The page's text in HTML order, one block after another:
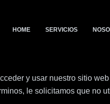
HOME SERVICIOS
y usar nuestro sitio web
le solicitamos que no